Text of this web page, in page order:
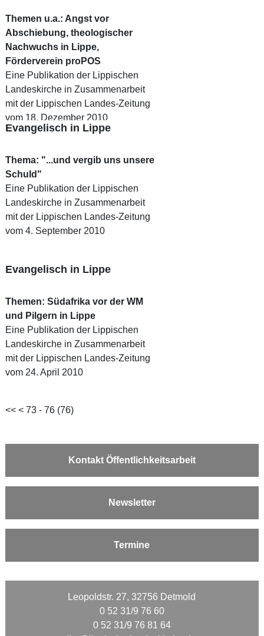
Themen u.a.: Angst vor
Abschiebung, theologischer
Nachwuchs in Lippe,
Förderverein proPOS
Eine Publikation der Lippischen
Landeskirche in Zusammenarbeit
mit der Lippischen Landes-Zeitung
vom 18. Dezember 2010
Evangelisch in Lippe
Thema: "...und vergib uns unsere
Schuld"
Eine Publikation der Lippischen
Landeskirche in Zusammenarbeit
mit der Lippischen Landes-Zeitung
vom 4. September 2010
Evangelisch in Lippe
Themen: Südafrika vor der WM
und Pilgern in Lippe
Eine Publikation der Lippischen
Landeskirche in Zusammenarbeit
mit der Lippischen Landes-Zeitung
vom 24. April 2010
<< <73 - 76 (76)
Kontakt Öffentlichkeitsarbeit
Newsletter
Termine
Leopoldstr. 27, 32756 Detmold
0 52 31/9 76 60
0 52 31/9 76 81 64